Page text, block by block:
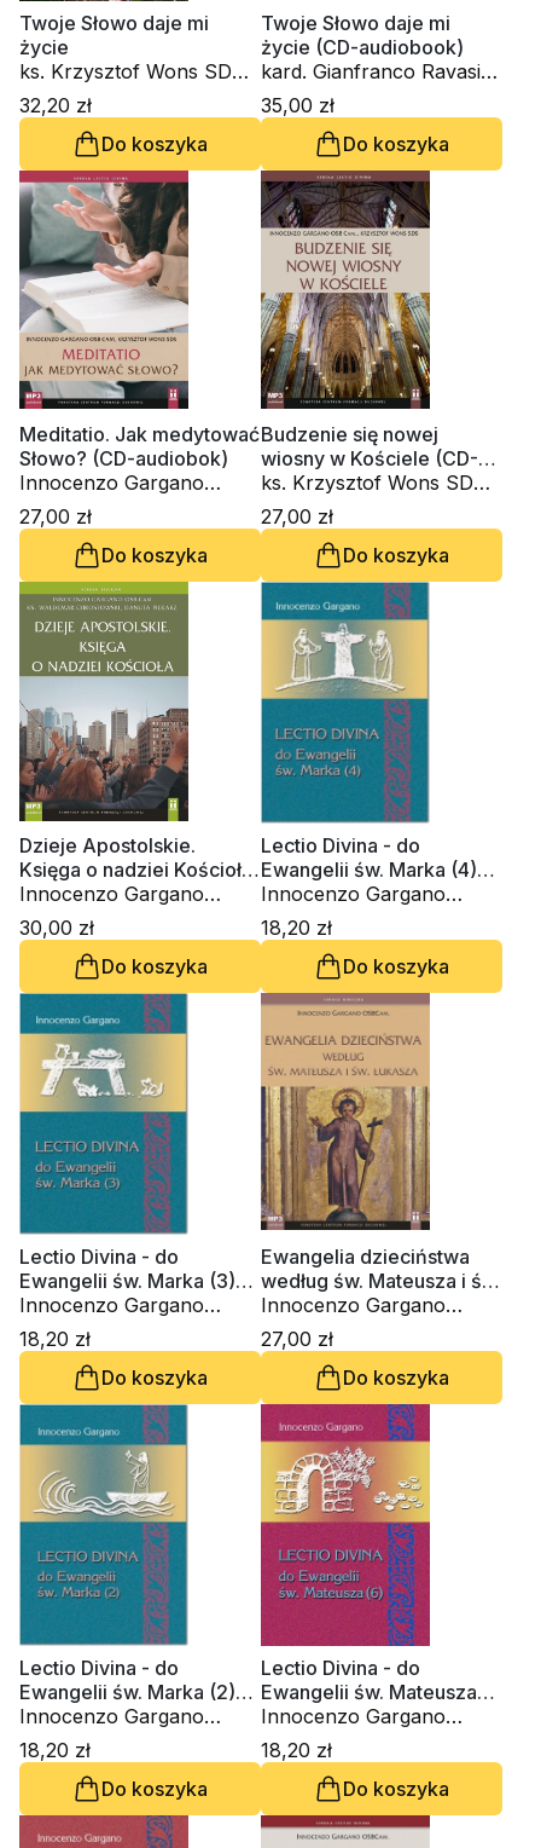
Twoje Słowo daje mi
życie
ks. Krzysztof Wons SDS,
kard. Gianfranco Ravasi,
kardynał Grzegorz Ryś, o.
Raniero Cantalamessa
OFM Cap., ks. Waldemar
Chrostowski, Innocenzo
Gargano OSBCam.,
Amedeo Cencini FdCC,
Danuta Piekarz
32,20 zł
Do koszyka
Twoje Słowo daje mi
życie (CD-audiobook)
kard. Gianfranco Ravasi,
kardynał Grzegorz Ryś,
Amedeo Cencini FdCC, ks.
Waldemar Chrostowski,
Innocenzo Gargano
OSBCam., Danuta
Piekarz, Marko Ivan
Rupnik SJ
35,00 zł
Do koszyka
Meditatio. Jak medytować
Słowo? (CD-audiobok)
Innocenzo Gargano
OSBCam., ks. Krzysztof
Wons SDS
27,00 zł
Do koszyka
Budzenie się nowej
wiosny w Kościele (CD-
audiobook)
ks. Krzysztof Wons SDS,
Innocenzo Gargano
OSBCam.
27,00 zł
Do koszyka
Dzieje Apostolskie.
Księga o nadziei Kościoła
(CD- audiobook)
Innocenzo Gargano
OSBCam., ks. Waldemar
Chrostowski, Danuta
Piekarz
30,00 zł
Do koszyka
Lectio Divina - do
Ewangelii św. Marka (4)
(Tom 33)
Innocenzo Gargano
OSBCam.
18,20 zł
Do koszyka
Lectio Divina - do
Ewangelii św. Marka (3)
(Tom 32)
Innocenzo Gargano
OSBCam.
18,20 zł
Do koszyka
Ewangelia dzieciństwa
według św. Mateusza i św.
Łukasza (CD-audiobook)
Innocenzo Gargano
OSBCam.
27,00 zł
Do koszyka
Lectio Divina - do
Ewangelii św. Marka (2)
(Tom 31)
Innocenzo Gargano
OSBCam.
18,20 zł
Do koszyka
Lectio Divina - do
Ewangelii św. Mateusza
(6) (Tom 28)
Innocenzo Gargano
OSBCam.
18,20 zł
Do koszyka